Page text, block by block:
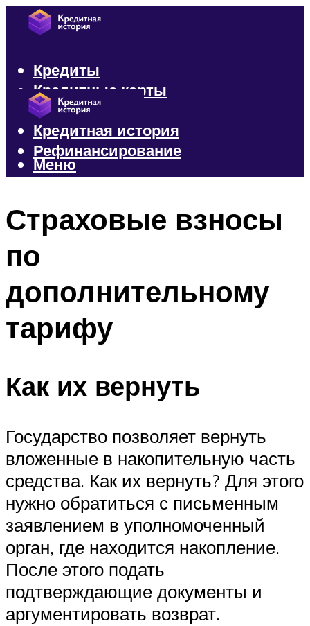
Кредиты
Кредитные карты
Микрозаймы
Кредитная история
Рефинансирование
Меню
Страховые взносы
по
дополнительному
тарифу
Как их вернуть
Государство позволяет вернуть
вложенные в накопительную часть
средства. Как их вернуть? Для этого
нужно обратиться с письменным
заявлением в уполномоченный
орган, где находится накопление.
После этого подать
подтверждающие документы и
аргументировать возврат.